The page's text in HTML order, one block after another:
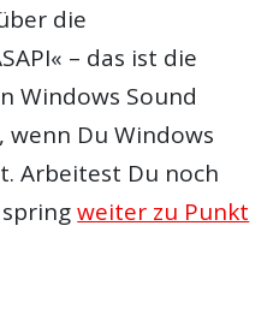
die
– das ist die
Windows Sound
Du Windows
Arbeitest Du noch
springweiter zu Punkt